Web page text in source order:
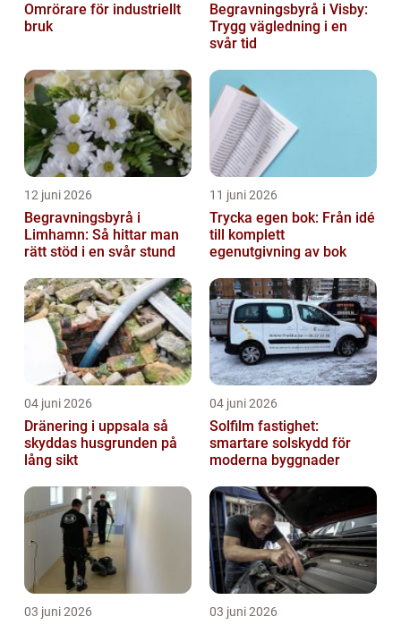
Omrörare för industriellt
bruk
Begravningsbyrå i Visby:
Trygg vägledning i en
svår tid
12 juni 2026
Begravningsbyrå i
Limhamn: Så hittar man
rätt stöd i en svår stund
11 juni 2026
Trycka egen bok: Från idé
till komplett
egenutgivning av bok
04 juni 2026
Dränering i uppsala så
skyddas husgrunden på
lång sikt
04 juni 2026
Solfilm fastighet:
smartare solskydd för
moderna byggnader
03 juni 2026 03 juni 2026